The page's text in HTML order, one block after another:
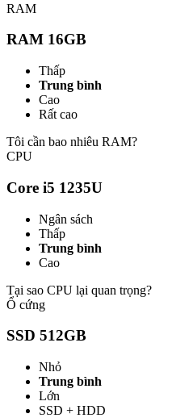
RAM
RAM 16GB
Thấp
Trung bình
Cao
Rất cao
Tôi cần bao nhiêu RAM?
CPU
Core i5 1235U
Ngân sách
Thấp
Trung bình
Cao
Tại sao CPU lại quan trọng?
Ổ cứng
SSD 512GB
Nhỏ
Trung bình
Lớn
SSD + HDD